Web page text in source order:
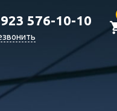
576-10-10